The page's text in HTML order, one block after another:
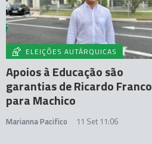
ELEIÇÕES AUTÁRQUICAS
Apoios à Educação são
garantias de Ricardo Franco
para Machico
Marianna Pacifico 11 Set 11:06